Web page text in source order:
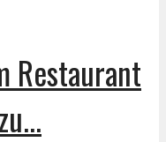
Restaurant